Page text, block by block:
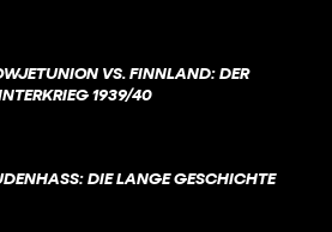
VS. FINNLAND: DER
1939/40
DIE LANGE GESCHICHTE